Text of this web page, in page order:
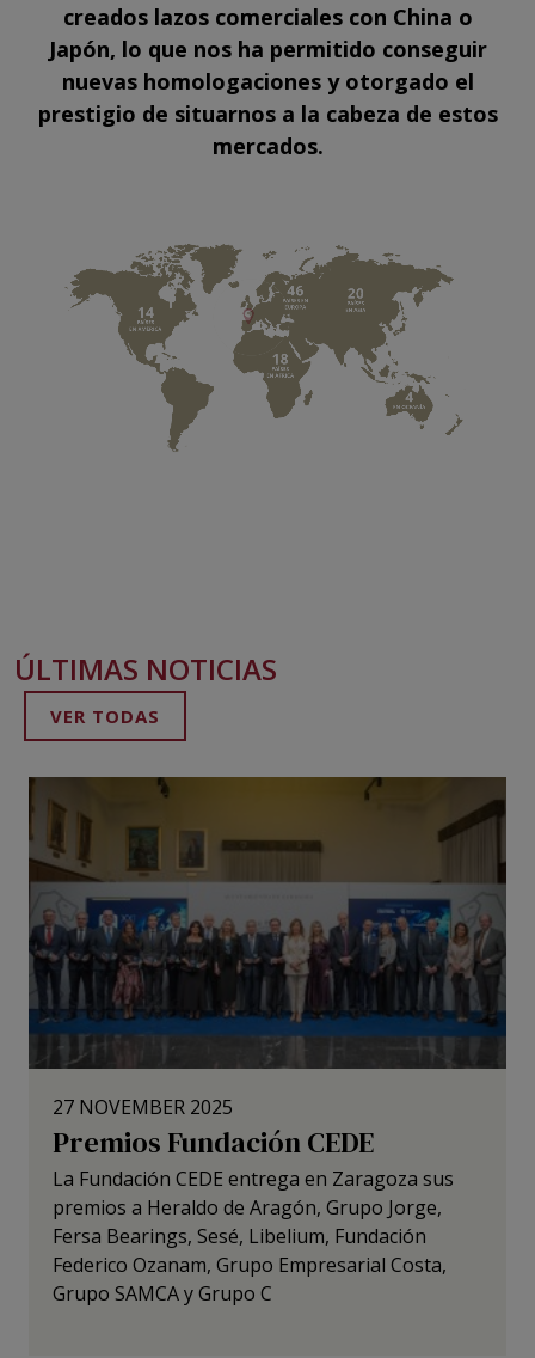
creados lazos comerciales con China o
Japón, lo que nos ha permitido conseguir
nuevas homologaciones y otorgado el
prestigio de situarnos a la cabeza de estos
mercados.
ÚLTIMAS NOTICIAS
VER TODAS
27 NOVEMBER 2025
Premios Fundación CEDE
La Fundación CEDE entrega en Zaragoza sus
premios a Heraldo de Aragón, Grupo Jorge,
Fersa Bearings, Sesé, Libelium, Fundación
Federico Ozanam, Grupo Empresarial Costa,
Grupo SAMCA y Grupo C